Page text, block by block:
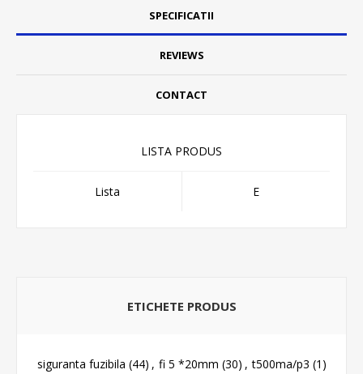
SPECIFICATII
REVIEWS
CONTACT
LISTA PRODUS
Lista E
ETICHETE PRODUS
siguranta fuzibila (44) , fi 5 *20mm (30) , t500ma/p3 (1)